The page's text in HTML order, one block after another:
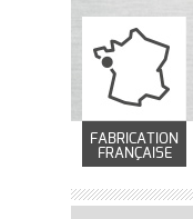
FABRICATION
FRANÇAISE